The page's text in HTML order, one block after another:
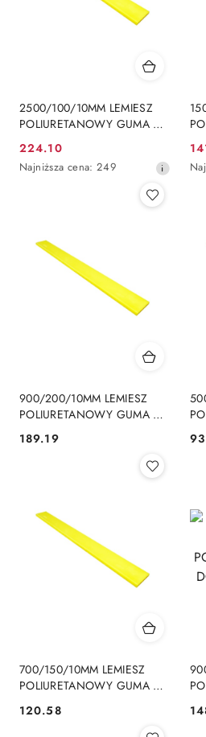
2500/100/10MM LEMIESZ
POLIURETANOWY GUMA DO
Cena
promocyjna:
224.10
Najniższa
przed
obniżką
Najniższa cena: 249
900/200/10MM LEMIESZ
POLIURETANOWY GUMA DO
PŁUGA ŚNIEŻNEGO
Cena:
189.19
700/150/10MM LEMIESZ
POLIURETANOWY GUMA DO
Cena:
120.58